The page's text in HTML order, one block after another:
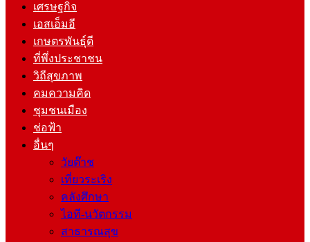
เศรษฐกิจ
เอสเอ็มอี
เกษตรพันธุ์ดี
ที่พึ่งประชาชน
วิถีสุขภาพ
คมความคิด
ชุมชนเมือง
ช่อฟ้า
อื่นๆ
วัยต๊าช
เที่ยวระเริง
คลังศึกษา
ไอที-นวัตกรรม
สาธารณสุข